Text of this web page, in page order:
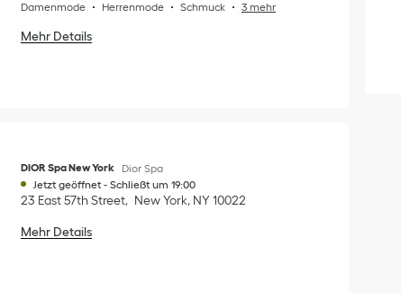
Damenmode Herrenmode Schmuck 3 mehr
Mehr Details
DIOR Spa New York
Dior Spa
Jetzt geöffnet - Schließt um 19:00
23 East 57th Street New York, NY10022
Mehr Details